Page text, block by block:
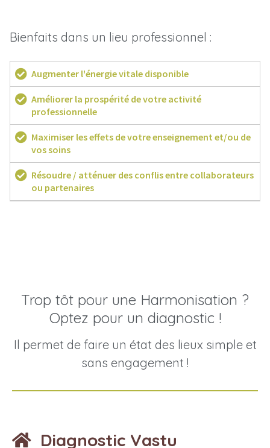
Bienfaits dans un lieu professionnel :
Augmenter l'énergie vitale disponible
Améliorer la prospérité de votre activité
professionnelle
Maximiser les effets de votre enseignement et/ou de
vos soins
Résoudre / atténuer des conflis entre collaborateurs
ou partenaires
Trop tôt pour une Harmonisation ?
Optez pour un diagnostic !
Il permet de faire un état des lieux simple et
sans engagement !
Diagnostic Vastu